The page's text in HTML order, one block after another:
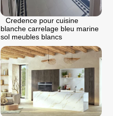
Credence pour cuisine
blanche carrelage bleu marine
sol meubles blancs